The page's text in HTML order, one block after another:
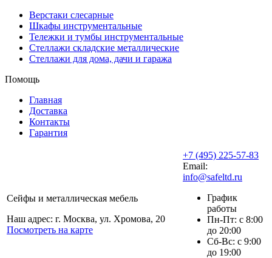
Верстаки слесарные
Шкафы инструментальные
Тележки и тумбы инструментальные
Стеллажи складские металлические
Стеллажи для дома, дачи и гаража
Помощь
Главная
Доставка
Контакты
Гарантия
Сейфы и металлическая мебель
Наш адрес: г. Москва, ул. Хромова, 20
Посмотреть на карте
+7 (495) 225-57-83
Email:
info@safeltd.ru
График
работы
Пн-Пт: с 8:00
до 20:00
Сб-Вс: с 9:00
до 19:00